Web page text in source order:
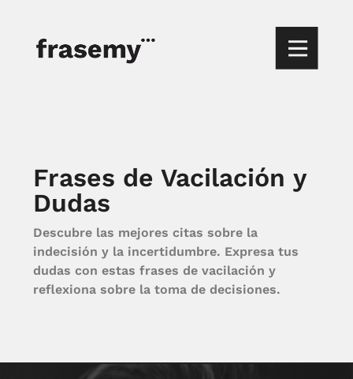
Frases de Vacilación y
Dudas
Descubre las mejores citas sobre la
indecisión y la incertidumbre. Expresa tus
dudas con estas frases de vacilación y
reflexiona sobre la toma de decisiones.